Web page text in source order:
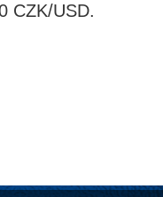
CZK/USD.